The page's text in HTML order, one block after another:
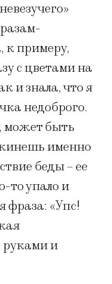
к примеру,
с цветами на
и знала, что я
недоброго.
может быть
именно
беды – ее
то упало и
фраза: «Упс!
руками и